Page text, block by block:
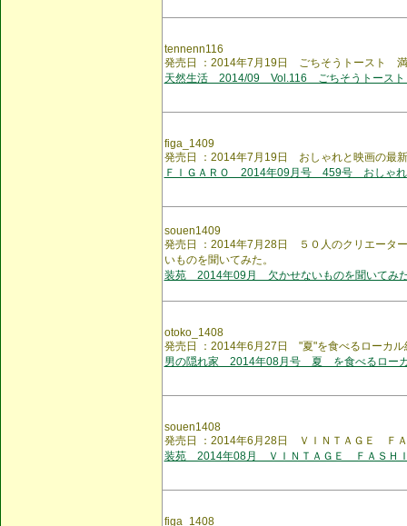
tennenn116
発売日 ：2014年7月19日 ごちそうトースト 満
天然生活 2014/09 Vol.116 ごちそうトース
figa_1409
発売日 ：2014年7月19日 おしゃれと映画の最
ＦＩＧＡＲＯ 2014年09月号 459号 おしゃれ
souen1409
発売日 ：2014年7月28日 ５０人のクリエータ
いものを聞いてみた。
装苑 2014年09月 欠かせないものを聞いてみ
otoko_1408
発売日 ：2014年6月27日 "夏"を食べるローカル
男の隠れ家 2014年08月号 夏 を食べるロー
souen1408
発売日 ：2014年6月28日 ＶＩＮＴＡＧＥ Ｆ
装苑 2014年08月 ＶＩＮＴＡＧＥ ＦＡＳＨ
figa_1408